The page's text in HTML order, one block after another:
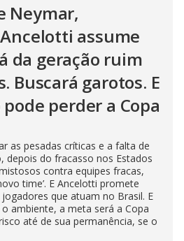
Neymar,
assume
da geração ruim
Buscará garotos. E
perder a Copa
as pesadas críticas e a falta de
depois do fracasso nos Estados
contra equipes fracas,
time’. E Ancelotti promete
que atuam no Brasil. E
ambiente, a meta será a Copa
até de sua permanência, se o